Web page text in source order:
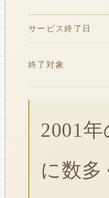
サービス終了日
終了対象
2001
に数